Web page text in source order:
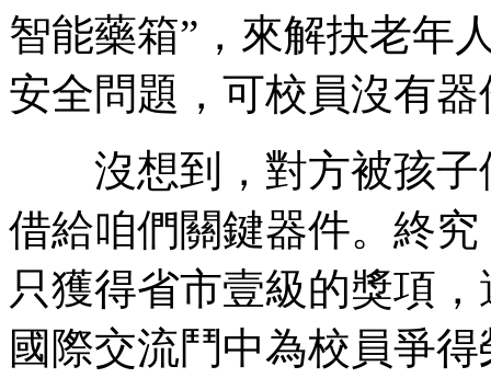
智能藥箱”，來解抉老年
安全問題，可校員沒有
沒想到，對方被孩子
借給咱們關鍵器件。終
只獲得省市壹級的獎項
國際交流鬥中為校員爭